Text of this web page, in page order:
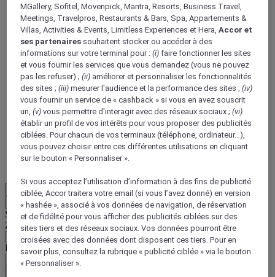
ALL Accor+ Voyager
15% de réduction toute l'annéesur vos séjours dans
+30 marques
DÉCOUVRIR
Retour
Sélectionnez votre zone et votre langue ci-dessous
Zone géographique
Pays/Région - Langue
MGallery, Sofitel, Movenpick, Mantra, Resorts, Business Travel,
Meetings, Travelpros, Restaurants & Bars, Spa, Appartements &
Villas, Activities & Events, Limitless Experiences et Hera,Accor et
ses partenaires souhaitent stocker ou accéder à des
informations sur votre terminal pour :(i) faire fonctionner les sites
et vous fournir les services que vous demandez (vous ne pouvez
pas les refuser) ;(ii) améliorer et personnaliser les fonctionnalités
des sites ;(iii) mesurer l'audience et la performance des sites ;(iv)
vous fournir un service de « cashback » si vous en avez souscrit
un,(v) vous permettre d'interagir avec des réseaux sociaux ;(vi)
établir un profil de vos intérêts pour vous proposer des publicités
ciblées. Pour chacun de vos terminaux (téléphone, ordinateur…),
vous pouvez choisir entre ces différentes utilisations en cliquant
sur le bouton « Personnaliser ».
Si vous acceptez l’utilisation d’information à des fins de publicité
ciblée, Accor traitera votre email (si vous l’avez donné) en version
« hashée », associé à vos données de navigation, de réservation
et de fidélité pour vous afficher des publicités ciblées sur des
sites tiers et des réseaux sociaux. Vos données pourront être
croisées avec des données dont disposent ces tiers. Pour en
savoir plus, consultez la rubrique « publicité ciblée » via le bouton
« Personnaliser ».